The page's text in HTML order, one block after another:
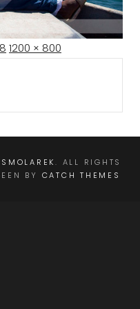
Full
1200 × 800
. ALL RIGHTS
BY CATCH THEMES